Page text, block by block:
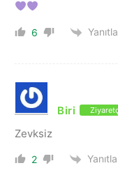
6 Yanıtla
Biri
Zevksiz
2 Yanıtla